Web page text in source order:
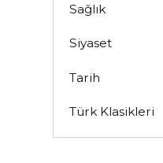
Sağlık
Siyaset
Tarih
Türk Klasikleri